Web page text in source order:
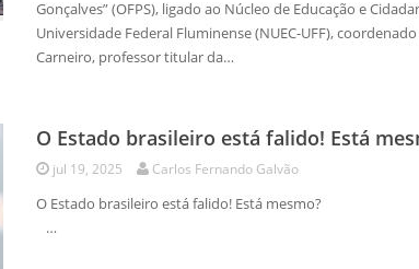
Gonçalves” (OFPS), ligado ao Núcleo de Educação e
Universidade Federal Fluminense (NUEC-UFF),
Carneiro, professor titular da…
O Estado brasileiro está falido! Está
jul 19, 2025 Carlos Fernando Galvão
O Estado brasileiro está falido!
…